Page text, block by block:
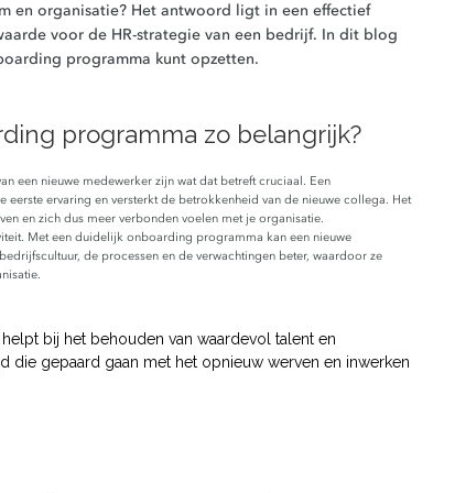
en organisatie? Het antwoord ligt in een effectief
voor de HR-strategie van een bedrijf. In dit blog
programma kunt opzetten.
programma zo belangrijk?
een nieuwe medewerker zijn wat dat betreft cruciaal. Een
ervaring en versterkt de betrokkenheid van de nieuwe collega. Het
en zich dus meer verbonden voelen met je organisatie.
Met een duidelijk onboarding programma kan een nieuwe
de processen en de verwachtingen beter, waardoor ze
bij het behouden van waardevol talent en
die gepaard gaan met het opnieuw werven en inwerken